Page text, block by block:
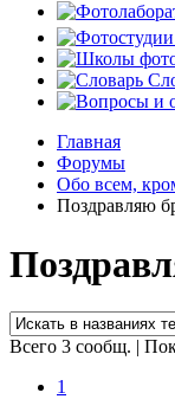
Главная
Форумы
Обо всем,
Поздравляю
Всего 3 сообщ. |
1